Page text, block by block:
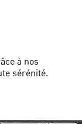
à nos
sérénité.